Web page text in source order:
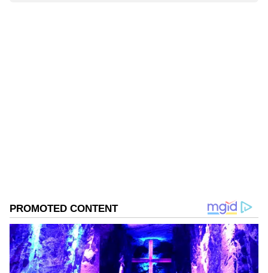
ಮಲೆನಾಡಿನ ಹುಡುಗ. ಕುವೆಂಪು ವಿವಿಯ ಪತ್ರಿಕೋದ್ಯಮ ಪದವಿ ಇದೆ.
ರಾಜ್‌ ನ್ಯೂಸ್‌ ಮೂಲಕ ಮಾಧ್ಯಮ ಲೋಕಕ್ಕೆ ಕಾಲಿಟ್ಟವನು.
ಡಿಜಿಟಲ್‌ ಮಾಧ್ಯಮ ಲೋಕದಲ್ಲಿ ಪಳಗಿದರೂ, ಕಲಿಯೋದಿದೆ ಅಪಾರ.
ಕ್ರೀಡೆ, ರಾಜಕೀಯ, ಸಾಹಿತ್ಯದಲ್ಲಿದೆ ಆಸಕ್ತಿ. ಕ್ರೀಡಾ ಸುದ್ದಿಯೇ ನನ್ನ
ಜೀವಾಳ.
ಕ್ರಿಕೆಟ್ ಟೀಮ್ ಇಂಡಿಯಾ ರೋಹಿತ್ ಶರ್ಮಾ ಬಿಸಿಸಿಐ